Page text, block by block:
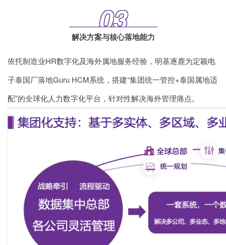
03
解决方案与核心落地能力
依托制造业HR数字化及海外属地服务经验，明基逐鹿为定颖电
子泰国厂落地Guru HCM系统，搭建“集团统一管控+泰国属地适
配”的全球化人力数字化平台，针对性解决海外管理痛点。